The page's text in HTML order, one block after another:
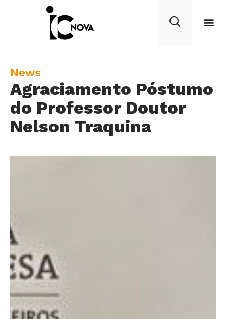
Agraciamento Póstumo
do Professor Doutor
Nelson Traquina
C
a
e
g
r
News